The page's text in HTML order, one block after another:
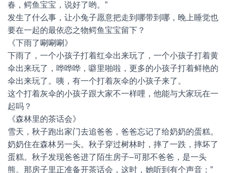
春，鳄鱼宝宝，说好了哟。”
发生了什么事，让小兔子愿意把走到哪带到哪，晚上睡觉也
要在一起的最依恋之物鳄鱼宝宝留下？
《下雨了唰唰唰》
下雨了，一个小孩子打着红伞出来玩了，一个小孩子打着黄
伞出来玩了，哗哗哗，噼里啪啦，更多的小孩子打着鲜艳的
伞出来玩了。咦，有一个打着灰伞的小孩子来了。
这个打着灰伞的小孩子跟大家不一样哩，他能与大家玩在一
起吗？
《森林里的茶话会》
雪天，秋子跑出家门去追爸爸，爸爸忘记了给奶奶的蛋糕。
奶奶住在森林另一头。秋子穿过树林时，摔了一跌，摔坏了
蛋糕。秋子发现爸爸进了陌生房子–可那不爸爸，是一头
熊。那房子里正准备开茶话会，这时，她听到有个声音：”